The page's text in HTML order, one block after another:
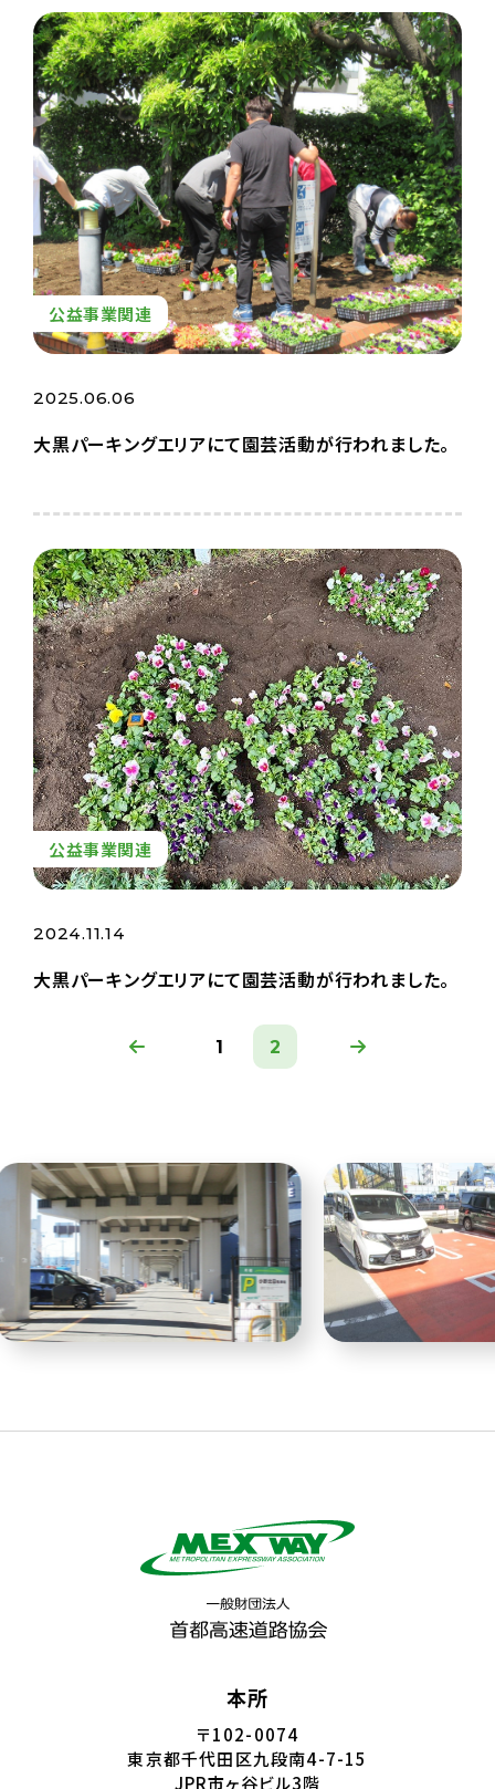
公益事業関連
2025.06.06
大黒パーキングエリアにて園芸活動が行われました。
公益事業関連
2024.11.14
大黒パーキングエリアにて園芸活動が行われました。
1 2
本所
〒102-0074
東京都千代田区九段南4-7-15
JPR市ヶ谷ビル3階